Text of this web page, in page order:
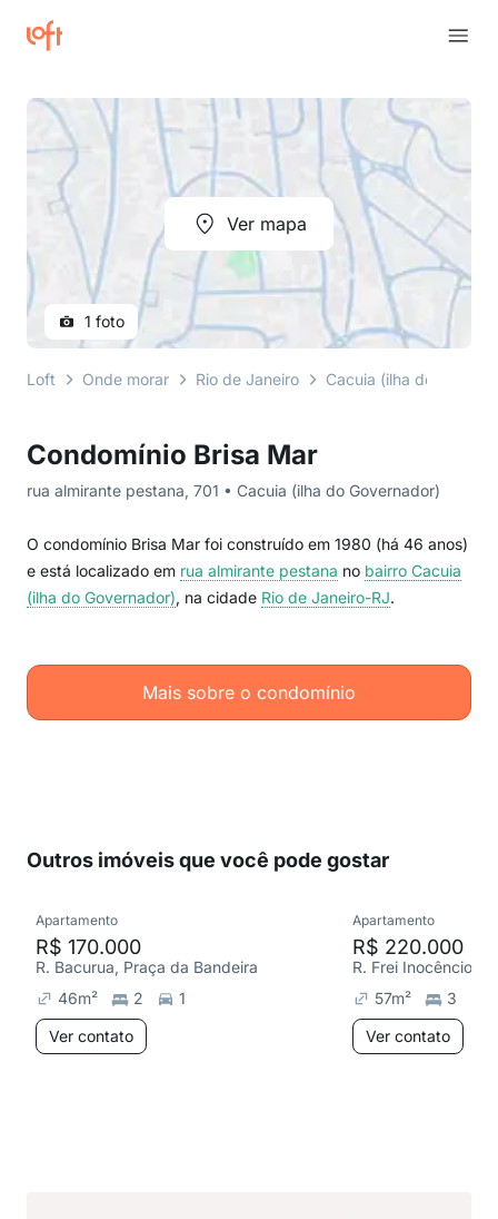
Condomínio Brisa Mar
rua almirante pestana, 701 • Cacuia (ilha do Governador)
O condomínio Brisa Mar foi construído em 1980 (há 46 anos)
e está localizado em rua almirante pestana no bairro Cacuia
(ilha do Governador), na cidade Rio de Janeiro-RJ.
Mais sobre o condomínio
Ver mapa
1 foto
Loft Onde morar Rio de Janeiro Cacuia (ilha do
Outros imóveis que você pode gostar
Apartamento
R$ 170.000
R. Bacurua, Praça da Bandeira
46m² 2
1
Ver contato
Apartamento
R$ 220.000
R. Frei Inocêncio,
57m² 3
Ver contato